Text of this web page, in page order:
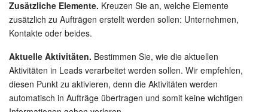
Einstellungen
Allgemeine Fragen
On-Premise Version
Zusätzliche Elemente. Kreuzen Sie an, welche Elemente
zusätzlich zu Aufträgen erstellt werden sollen: Unternehmen,
Kontakte oder beides.
Aktuelle Aktivitäten. Bestimmen Sie, wie die aktuellen
Aktivitäten in Leads verarbeitet werden sollen. Wir empfehlen,
diesen Punkt zu aktivieren, denn die Aktivitäten werden
automatisch in Aufträge übertragen und somit keine wichtigen